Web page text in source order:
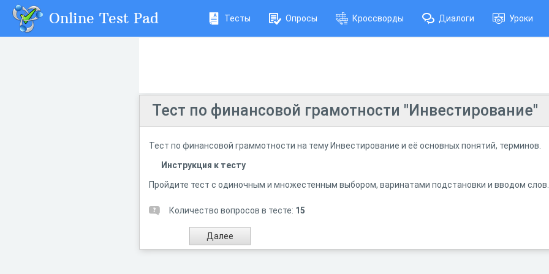
Online Test Pad Тесты Опросы Кроссворды Диалоги Уроки
Тест по финансовой грамотности "Инвестирование"
Тест по финансовой граммотности на тему Инвестирование и её основных понятий, терминов.
Инструкция к тесту
Пройдите тест с одиночным и множестенным выбором, варинатами подстановки и вводом слов.
Количество вопросов в тесте: 15